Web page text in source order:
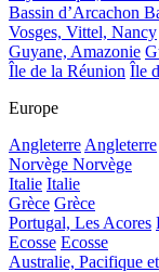
Bassin d’Arcachon
Vosges, Vittel, Nancy
Guyane, Amazonie
Île de la Réunion Île
Europe
Angleterre Angleterre
Norvège Norvège
Italie Italie
Grèce Grèce
Portugal, Les Acores
Ecosse Ecosse
Australie, Pacifique